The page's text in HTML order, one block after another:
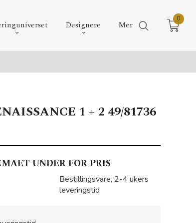
Designere Mer
0
1 + 2 49/81736
UNDER FOR PRIS
Bestillingsvare, 2-4 ukers
leveringstid